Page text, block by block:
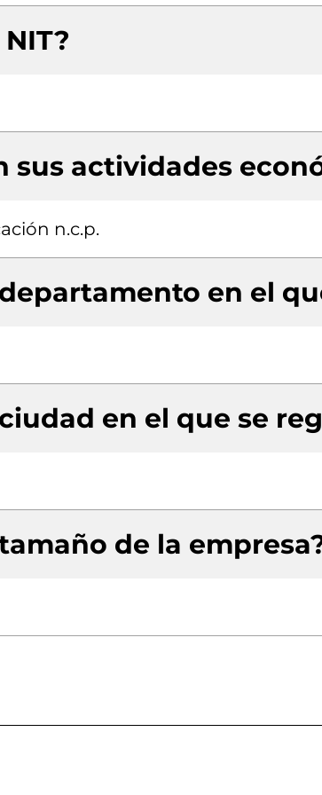
sus actividades
n.c.p.
en el
en el que se
de la